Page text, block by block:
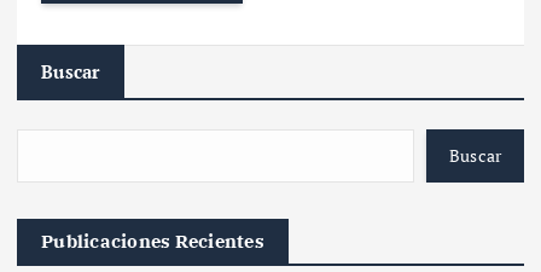
Buscar
Buscar
Publicaciones Recientes